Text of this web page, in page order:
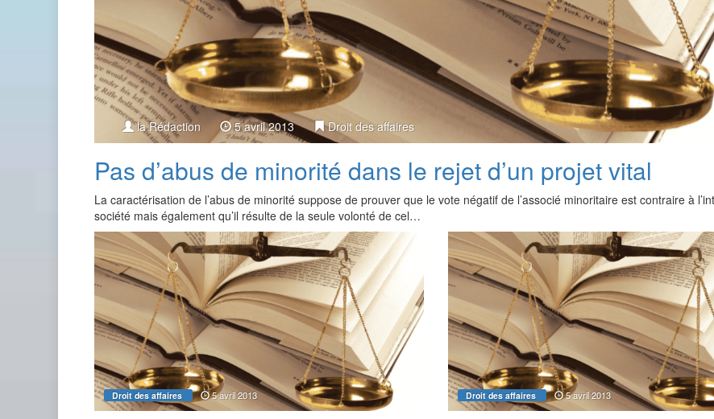
la Rédaction 5 avril 2013 Droit des affaires
Pas d’abus de minorité dans le rejet d’un projet vital
La caractérisation de l’abus de minorité suppose de prouver que le vote négatif de l’associé minoritaire est contraire à
société mais également qu’il résulte de la seule volonté de cel…
Droit des affaires 5 avril 2013 Droit des affaires 5 avril 2013